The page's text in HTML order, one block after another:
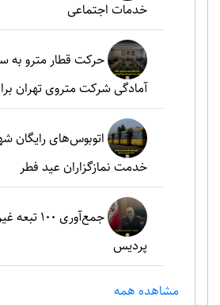
خدمات اجتماعی
حرکت قطار مترو به
آمادگی شرکت متروی تهران
اتوبوس‌های رایگان
خدمت نمازگزاران عید فطر
جمع‌آوری
پردیس
مشاهده همه